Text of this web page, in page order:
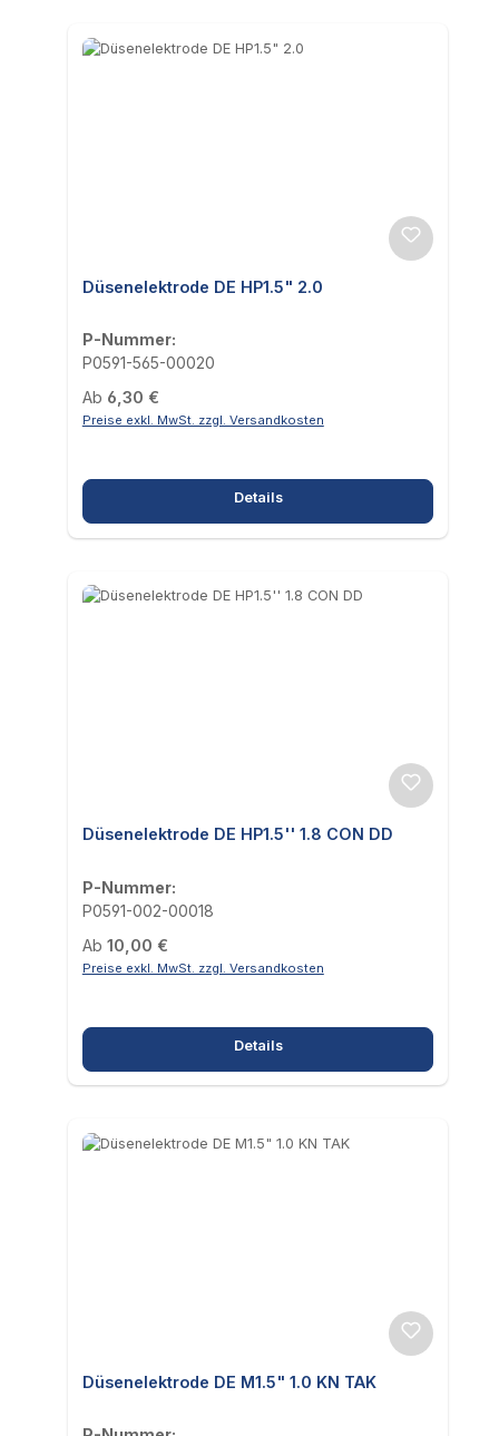
Düsenelektrode DE HP1.5" 2.0
P-Nummer:
P0591-565-00020
Regulärer Preis:
Ab 6,30 €
Preise exkl. MwSt. zzgl. Versandkosten
Details
Düsenelektrode DE HP1.5'' 1.8 CON DD
P-Nummer:
P0591-002-00018
Regulärer Preis:
Ab 10,00 €
Preise exkl. MwSt. zzgl. Versandkosten
Details
Düsenelektrode DE M1.5" 1.0 KN TAK